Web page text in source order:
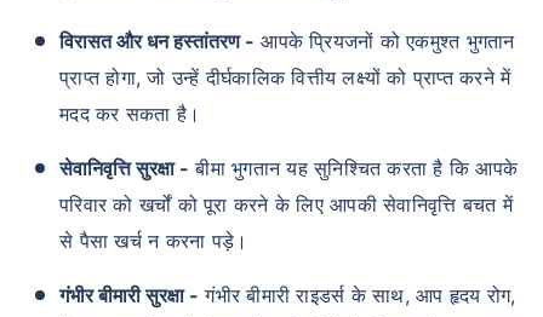
विरासत और धन हस्तांतरण - आपके प्रियजनों को एकमुश्त भुगतान
प्राप्त होगा, जो उन्हें दीर्घकालिक वित्तीय लक्ष्यों को प्राप्त करने में
मदद कर सकता है।
सेवानिवृत्ति सुरक्षा - बीमा भुगतान यह सुनिश्चित करता है कि आपके
परिवार को खर्चों को पूरा करने के लिए आपकी सेवानिवृत्ति बचत में
से पैसा खर्च न करना पड़े।
गंभीर बीमारी सुरक्षा - गंभीर बीमारी राइडर्स के साथ, आप हृदय रोग,